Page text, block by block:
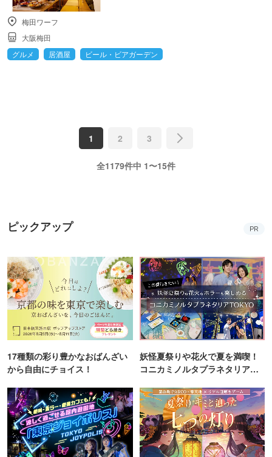
梅田ワーフ
大阪梅田
グルメ
居酒屋 ビール・ビアガーデン
1 2 3
全1179件中 1〜15件
ピックアップ PR
17種類の彩り豊かなおばんざい
から自由にチョイス！
妖怪夏祭りや花火で夏を満喫！
コニカミノルタプラネタリア